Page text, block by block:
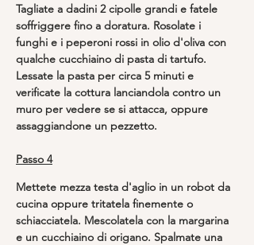
Tagliate a dadini 2 cipolle grandi e fatele
soffriggere fino a doratura. Rosolate i
funghi e i peperoni rossi in olio d'oliva con
qualche cucchiaino di pasta di tartufo.
Lessate la pasta per circa 5 minuti e
verificate la cottura lanciandola contro un
muro per vedere se si attacca, oppure
assaggiandone un pezzetto.
Passo 4
Mettete mezza testa d'aglio in un robot da
cucina oppure tritatela finemente o
schiacciatela. Mescolatela con la margarina
e un cucchiaino di origano. Spalmate una